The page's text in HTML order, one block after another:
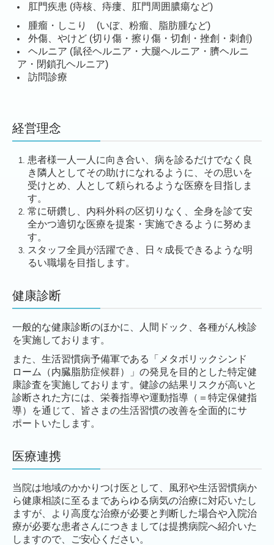
肛門疾患 (痔核、痔瘻、肛門周囲膿瘍など)
腫瘤・しこり (いぼ、粉瘤、脂肪腫など)
外傷、やけど (切り傷・擦り傷・切創・挫創・刺創)
ヘルニア (鼠径ヘルニア・大腿ヘルニア・臍ヘルニ
ア・閉鎖孔ヘルニア)
訪問診療
経営理念
患者様一人一人に向き合い、病を診るだけでなく良
き隣人としてその助けになれるように、その思いを
受けとめ、人として頼られるような医療を目指しま
す。
常に研鑽し、内科外科の区切りなく、全身を診て安
全かつ適切な医療を提案 ・実施できるように努めま
す。
スタッフ全員が活躍でき、日々成長できるような明
るい職場を目指します。
健康診断
一般的な健康診断のほかに、人間ドック、各種がん検診
を実施しております。
また、生活習慣病予備軍である「メタボリックシンド
ローム（内臓脂肪症候群）」の発見を目的とした特定健
康診査を実施しております。健診の結果リスクが高いと
診断された方には、栄養指導や運動指導（＝特定保健指
導）を通じて、皆さまの生活習慣の改善を全面的にサ
ポートいたします。
医療連携
当院は地域のかかりつけ医として、風邪や生活習慣病か
ら健康相談に至るまであらゆる病気の治療に対応いたし
ますが、より高度な治療が必要と判断した場合や入院治
療が必要な患者さんにつきましては提携病院へ紹介いた
しますので、ご安心ください。